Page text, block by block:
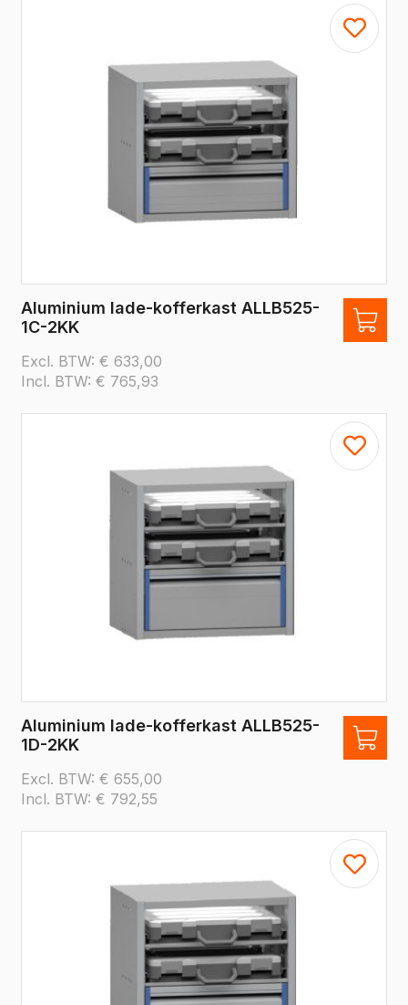
Aluminium lade-kofferkast ALLB525-
1C-2KK
Excl. BTW: € 633,00
Incl. BTW: € 765,93
Aluminium lade-kofferkast ALLB525-
1D-2KK
Excl. BTW: € 655,00
Incl. BTW: € 792,55